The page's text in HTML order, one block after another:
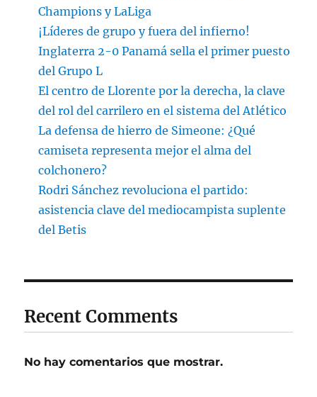
Champions y LaLiga
¡Líderes de grupo y fuera del infierno!
Inglaterra 2-0 Panamá sella el primer puesto
del Grupo L
El centro de Llorente por la derecha, la clave
del rol del carrilero en el sistema del Atlético
La defensa de hierro de Simeone: ¿Qué
camiseta representa mejor el alma del
colchonero?
Rodri Sánchez revoluciona el partido:
asistencia clave del mediocampista suplente
del Betis
Recent Comments
No hay comentarios que mostrar.